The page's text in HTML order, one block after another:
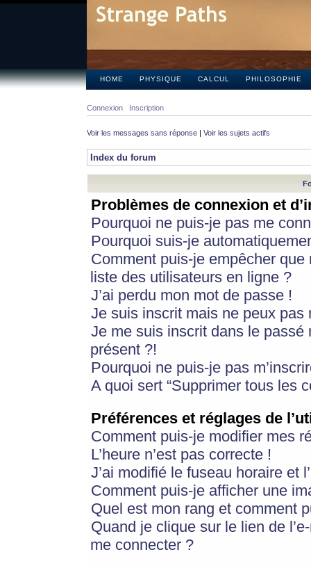
HOME PHYSIQUE CALCUL PHILOSOPHIE
Connexion Inscription
Voir les messages sans réponse | Voir les sujets actifs
Index du forum
Problèmes de connexion et
Pourquoi ne puis-je pas me
Pourquoi suis-je
Comment puis-je empêcher
liste des utilisateurs en ligne ?
J’ai perdu mon mot de passe !
Je suis inscrit mais ne peux pas
Je me suis inscrit dans le
présent ?!
Pourquoi ne puis-je pas
A quoi sert “Supprimer tous les
Préférences et réglages de
Comment puis-je modifier mes
L’heure n’est pas correcte !
J’ai modifié le fuseau horaire et
Comment puis-je afficher une
Quel est mon rang et comment
Quand je clique sur le lien de
me connecter ?